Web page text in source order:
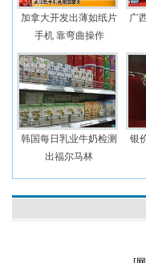
加拿大开发出薄如纸片
手机 靠弯曲操作
广
韩国每日乳业牛奶检测
出福尔马林
银